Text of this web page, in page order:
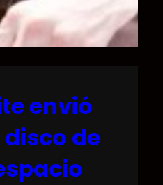
envió
de